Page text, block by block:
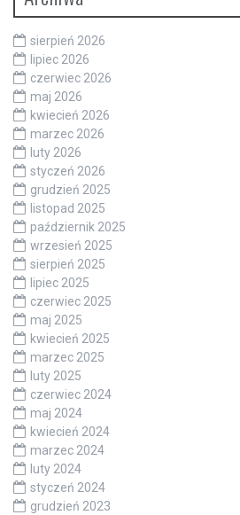
sierpień 2026
lipiec 2026
czerwiec 2026
maj 2026
kwiecień 2026
marzec 2026
luty 2026
styczeń 2026
grudzień 2025
listopad 2025
październik 2025
wrzesień 2025
sierpień 2025
lipiec 2025
czerwiec 2025
maj 2025
kwiecień 2025
marzec 2025
luty 2025
czerwiec 2024
maj 2024
kwiecień 2024
marzec 2024
luty 2024
styczeń 2024
grudzień 2023